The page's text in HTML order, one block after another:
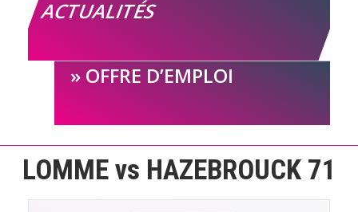
ACTUALITÉS
OFFRE D’EMPLOI
LOMME vs HAZEBROUCK 71